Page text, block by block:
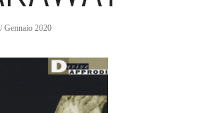
/ Gennaio 2020